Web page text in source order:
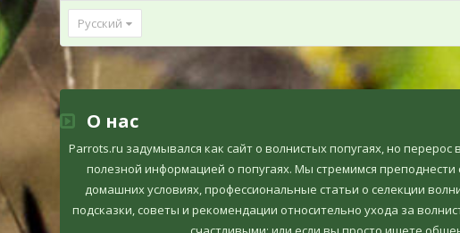
Русский
О нас
Parrots.ru задумывался как сайт о волнистых попугаях, но
полезной информацией о попугаях. Мы стремимся
домашних условиях, профессиональные статьи о селекции
подсказки, советы и рекомендации относительно ухода за